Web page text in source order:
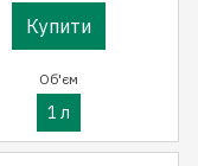
Купити
Об'єм
1 л